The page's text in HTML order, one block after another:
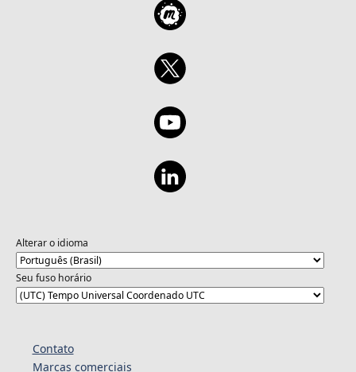
Alterar o idioma
Seu fuso horário
Contato
Marcas comerciais